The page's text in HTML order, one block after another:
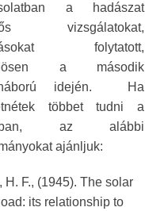
a hadászat
vizsgálatokat,
folytatott,
a második
idején. Ha
többet tudni a
az alábbi
ajánljuk:
H. F., (1945). The solar
its relationship to